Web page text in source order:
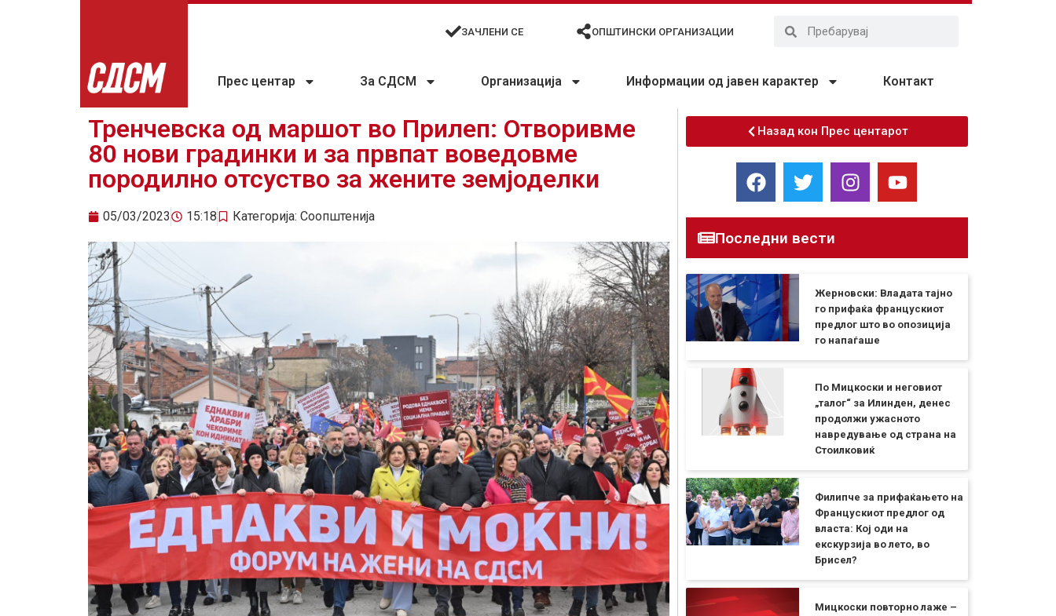
ЗАЧЛЕНИ СЕ ОПШТИНСКИ ОРГАНИЗАЦИИ
Прес центар За СДСМ Организација Информации од јавен карактер Контакт
Тренчевска од маршот во Прилеп: Отворивме
80 нови градинки и за првпат воведовме
породилно отсуство за жените земјоделки
05/03/2023 15:18 Категорија: Соопштенија
Назад кон Прес центарот
Последни вести
Жерновски: Владата тајно
го прифаќа францускиот
предлог што во опозиција
го напаѓаше
По Мицкоски и неговиот
„талог“ за Илинден, денес
продолжи ужасното
навредување од страна на
Стоилковиќ
Филипче за прифаќањето на
Францускиот предлог од
власта: Кој оди на
екскурзија во лето, во
Брисел?
Мицкоски повторно лаже –